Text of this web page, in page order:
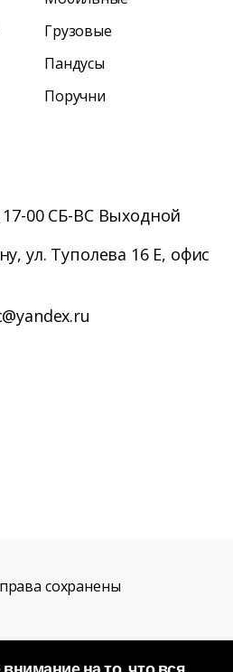
Грузовые
Пандусы
Поручни
00 СБ-ВС Выходной
ул. Туполева 16 Е, офис
сохранены